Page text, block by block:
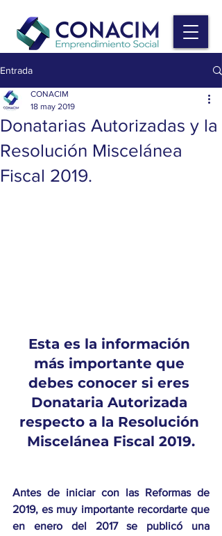
Entrada
Donatarias Autorizadas y la
Resolución Miscelánea
Fiscal 2019.
CONACIM
18 may 2019
Esta es la información
más importante que
debes conocer si eres
Donataria Autorizada
respecto a la Resolución
Miscelánea Fiscal 2019.
Antes de iniciar con las Reformas de
2019, es muy importante recordarte que
en enero del 2017 se publicó una